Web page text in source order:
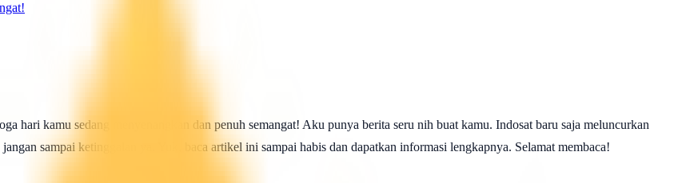
hari kamu sedang menyenangkan dan penuh semangat! Aku punya berita seru nih buat kamu. Indosat baru saja meluncurkan
sampai ketinggalan ya. Yuk, baca artikel ini sampai habis dan dapatkan informasi lengkapnya. Selamat membaca!